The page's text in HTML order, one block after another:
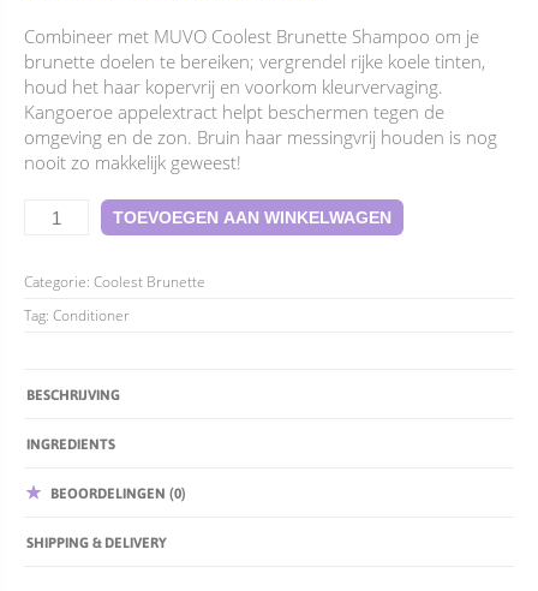
Combineer met MUVO Coolest Brunette Shampoo om je
brunette doelen te bereiken; vergrendel rijke koele tinten,
houd het haar kopervrij en voorkom kleurvervaging.
Kangoeroe appelextract helpt beschermen tegen de
omgeving en de zon. Bruin haar messingvrij houden is nog
nooit zo makkelijk geweest!
Coolest
aantal
TOEVOEGEN AAN WINKELWAGEN
Categorie: Coolest Brunette
Tag: Conditioner
BESCHRIJVING
INGREDIENTS
BEOORDELINGEN (0)
SHIPPING & DELIVERY